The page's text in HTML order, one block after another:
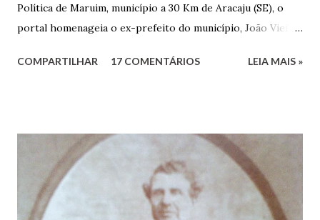
Política de Maruim, município a 30 Km de Aracaju (SE), o
portal homenageia o ex-prefeito do município, João Vieira
Vieira dos Santos e Arlinda Barroso dos Santos, nasceu em
infância pobre, João Vieira não pôde se dedicar aos
estudos, e então passou a colocar o trabalho em primeiro
plano para auxiliar na renda familiar. No comércio foi
garçon, dono de bar, de armarinho e depois de uma
COMPARTILHAR 17 COMENTÁRIOS LEIA MAIS »